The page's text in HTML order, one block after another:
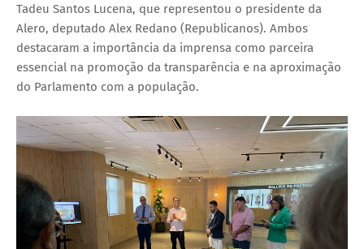
Tadeu Santos Lucena, que representou o presidente da
Alero, deputado Alex Redano (Republicanos). Ambos
destacaram a importância da imprensa como parceira
essencial na promoção da transparência e na aproximação
do Parlamento com a população.